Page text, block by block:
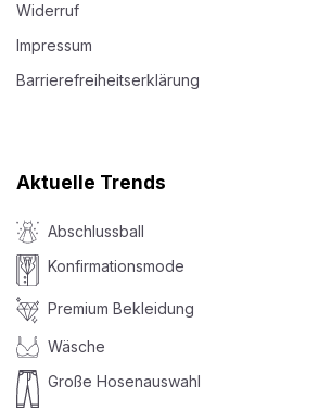
Widerruf
Impressum
Barrierefreiheitserklärung
Aktuelle Trends
Abschlussball
Konfirmationsmode
Premium Bekleidung
Wäsche
Große Hosenauswahl